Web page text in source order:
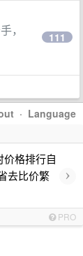
，
111
· Language
格排行自
去比价繁
›
PRO